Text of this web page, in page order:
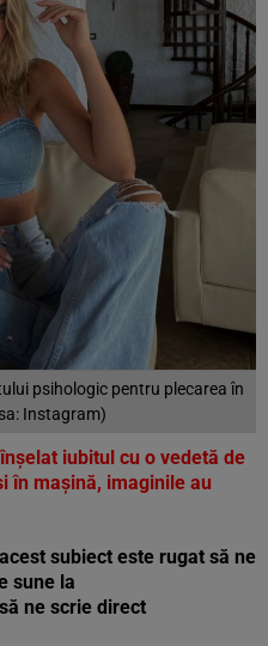
psihologic pentru plecarea în
Instagram)
iubitul cu o vedetă de
în mașină, imaginile au
subiect este rugat să ne
sune la
ne scrie direct